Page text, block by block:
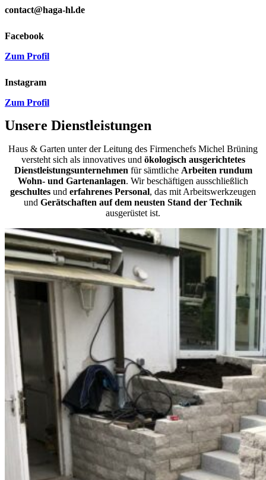
contact@haga-hl.de
Facebook
Zum Profil
Instagram
Zum Profil
Unsere Dienstleistungen
Haus & Garten unter der Leitung des Firmenchefs Michel Brüning
versteht sich als innovatives und ökologisch ausgerichtetes
Dienstleistungsunternehmen für sämtliche Arbeiten rundum
Wohn- und Gartenanlagen. Wir beschäftigen ausschließlich
geschultes und erfahrenes Personal, das mit Arbeitswerkzeugen
und Gerätschaften auf dem neusten Stand der Technik
ausgerüstet ist.